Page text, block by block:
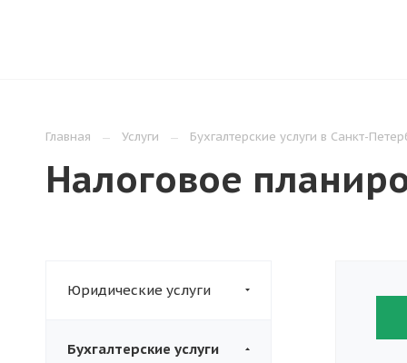
Главная Услуги Бухгалтерские услуги в Санкт-
Налоговое
Юридические услуги
Бухгалтерские услуги